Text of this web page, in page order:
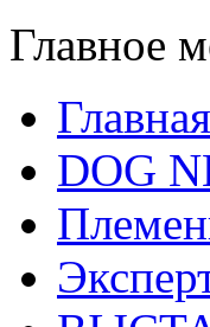
Главное
Главная
DOG